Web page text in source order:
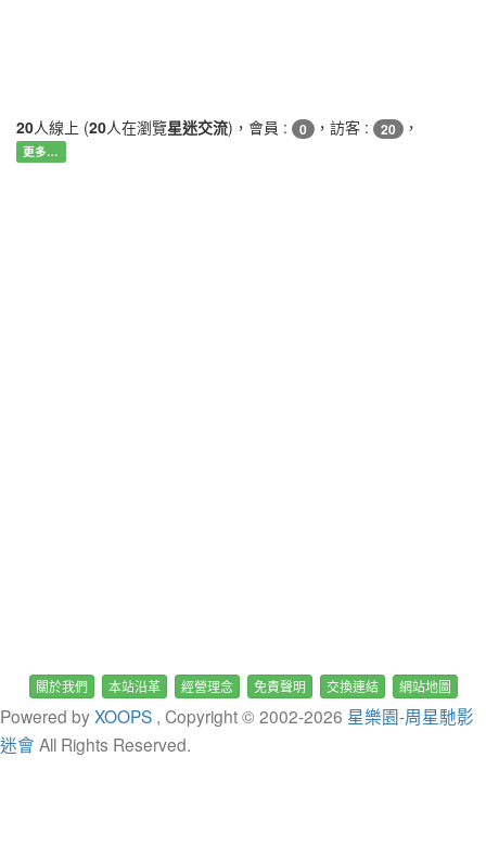
20人線上 (20人在瀏覽星迷交流)，會員 : 0 ，訪客 : 20 ，
更多…
關於我們 本站沿革 經營理念 免責聲明 交換連結 網站地圖
Powered byXOOPS , Copyright © 2002-2026 星樂園-周星馳影
迷會 All Rights Reserved.